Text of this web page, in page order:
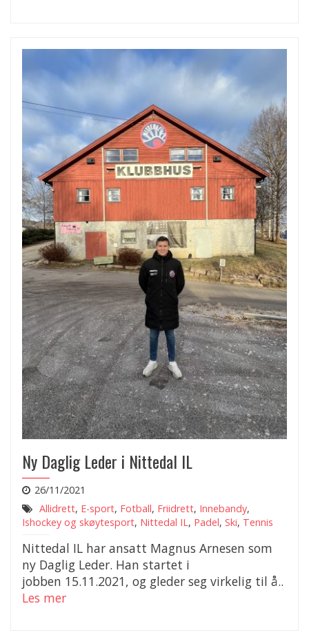
Ny Daglig Leder i Nittedal IL
26/11/2021
Allidrett, E-sport, Fotball, Friidrett, Innebandy,
Ishockey og skøytesport, Nittedal IL , Padel, Ski, Tennis
Nittedal IL har ansatt Magnus Arnesen som
ny Daglig Leder. Han startet i
jobben 15.11.2021, og gleder seg virkelig til å..
Les mer